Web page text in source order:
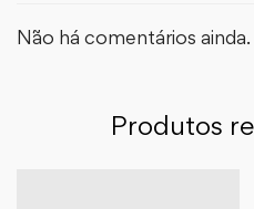
Não há comentários ainda.
Produtos